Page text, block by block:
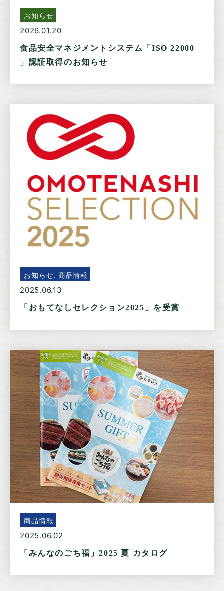
お知らせ
2026.01.20
食品安全マネジメントシステム「ISO 22000
」認証取得のお知らせ
お知らせ, 商品情報
2025.06.13
「おもてなしセレクション2025」を受賞
商品情報
2025.06.02
「みんなのごち福」2025 夏 カタログ